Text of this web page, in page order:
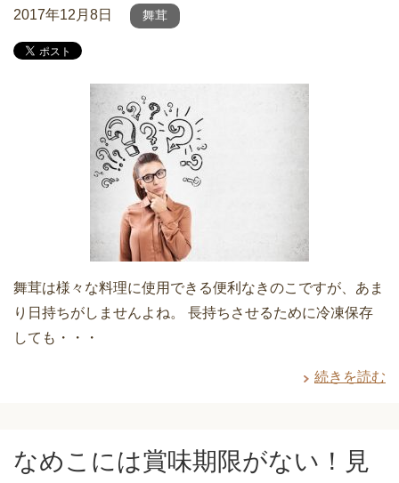
2017年12月8日 舞茸
舞茸は様々な料理に使用できる便利なきのこですが、あま
り日持ちがしませんよね。 長持ちさせるために冷凍保存
しても・・・
続きを読む
なめこには賞味期限がない！見